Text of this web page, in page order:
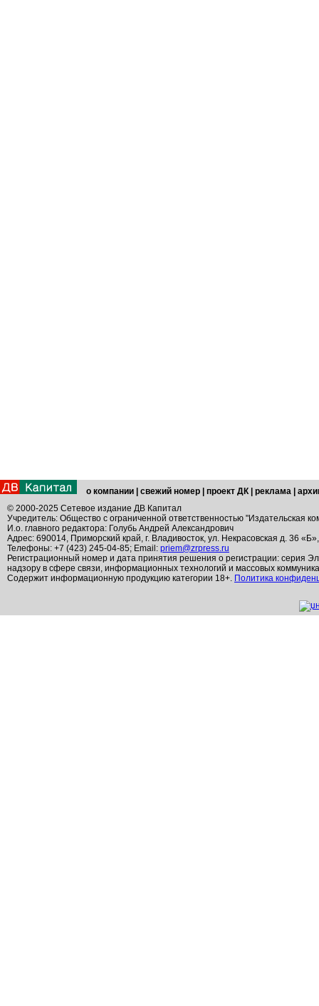
о компании свежий номер проект ДК реклама
© 2000-2025 Сетевое издание ДВ Капитал
Учредитель: Общество с ограниченной ответственностью "Издательская
И.о. главного редактора: Голубь Андрей Александрович
Адрес: 690014, Приморский край, г. Владивосток, ул. Некрасовская д. 36
Телефоны: +7 (423) 245-04-85; Email: priem@zrpress.ru
Регистрационный номер и дата принятия решения о регистрации: серия
надзору в сфере связи, информационных технологий и массовых
Содержит информационную продукцию категории 18+. Политика